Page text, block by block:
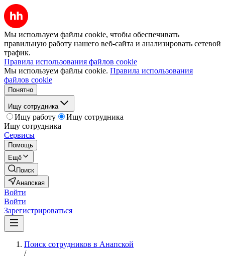
Мы используем файлы cookie, чтобы обеспечивать
правильную работу нашего веб-сайта и анализировать сетевой
трафик.
Правила использования файлов cookie
Мы используем файлы cookie. Правила использования
файлов cookie
Понятно
Ищу сотрудника
Ищу работу
Ищу сотрудника
Ищу сотрудника
Сервисы
Помощь
Ещё
Поиск
Анапская
Войти
Войти
Зарегистрироваться
Поиск сотрудников в Анапской
/